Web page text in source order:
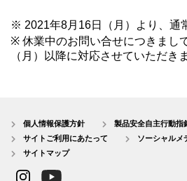
※ 2021年8月16日（月）より、通
※ 休業中のお問い合せにつきまし
（月）以降に対応させていただき
個人情報保護方針 製品安全自主行動指
サイトご利用にあたって
ソーシャルメ
サイトマップ